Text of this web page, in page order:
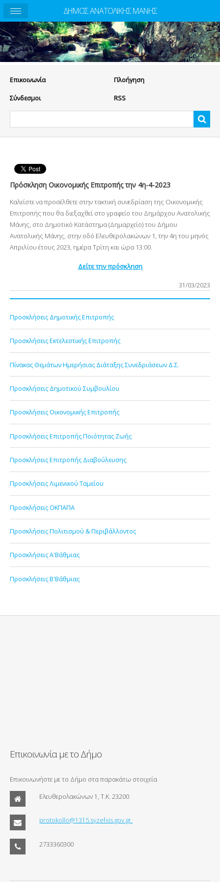
Eπικοινωνία Πλοήγηση
Σύνδεσμοι RSS
Πρόσκληση Οικονομικής Επιτροπής την 4η-4-2023
Καλείστε να προσέλθετε στην τακτική συνεδρίαση της Οικονομικής
Επιτροπής που θα διεξαχθεί στο γραφείο του Δημάρχου Ανατολικής
Μάνης, στο Δημοτικό Κατάστημα (Δημαρχείο) του Δήμου
Ανατολικής Μάνης, στην οδό Ελευθερολακώνων 1, την 4η του μηνός
Aπριλίου έτους 2023, ημέρα Τρίτη και ώρα 13:00.
Δείτε την πρόσκληση
31/03/2023
Προσκλήσεις Δημοτικής Επιτροπής
Προσκλήσεις Εκτελεστικής Επιτροπής
Πίνακας Θεμάτων Ημερήσιας Διάταξης Συνεδριάσεων Δ.Σ.
Προσκλήσεις Δημοτικού Συμβουλίου
Προσκλήσεις Οικονομικής Επιτροπής
Προσκλήσεις Επιτροπής Ποιότητας Ζωής
Προσκλήσεις Επιτροπής Διαβούλευσης
Προσκλήσεις Λιμενικού Ταμείου
Προσκλήσεις ΟΚΠΑΠΑ
Προσκλήσεις Πολιτισμού & Περιβάλλοντος
Προσκλήσεις Α'Βάθμιας
Προσκλήσεις Β'Βάθμιας
Επικοινωνία με το Δήμο
Επικοινωνήστε με το Δήμο στα παρακάτω στοιχεία
Ελευθερολακώνων 1, Τ.Κ. 23200
protokollo@1315.syzefxis.gov.gr.
2733360300
ΔΗΜΟΣ ΑΝΑΤΟΛΙΚΗΣ ΜΑΝΗΣ